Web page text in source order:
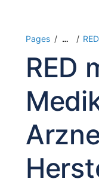
Pages …
RED